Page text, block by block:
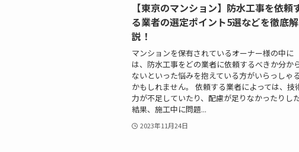
【東京のマンション】防水工事を依頼
る業者の選定ポイント5選などを徹底解
説！
マンションを保有されているオーナー様の中に
は、防水工事をどの業者に依頼するべきか分か
ないといった悩みを抱えている方がいらっしゃる
かもしれません。 依頼する業者によっては、技
力が不足していたり、配慮が足りなかったりし
結果、施工中に問題...
2023年11月24日